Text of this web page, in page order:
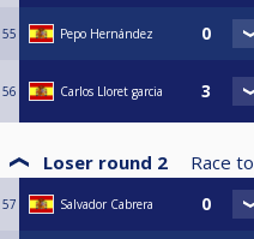
55 Pepo Hernández
56 Carlos Lloret garcia
Loser round 2 Race to
57 Salvador Cabrera